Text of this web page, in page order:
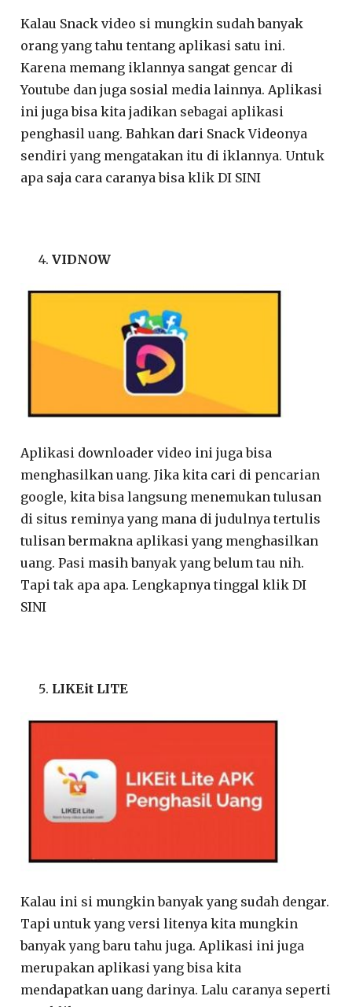
Kalau Snack video si mungkin sudah banyak
orang yang tahu tentang aplikasi satu ini.
Karena memang iklannya sangat gencar di
Youtube dan juga sosial media lainnya. Aplikasi
ini juga bisa kita jadikan sebagai aplikasi
penghasil uang. Bahkan dari Snack Videonya
sendiri yang mengatakan itu di iklannya. Untuk
apa saja cara caranya bisa klik DI SINI
VIDNOW
Aplikasi downloader video ini juga bisa
menghasilkan uang. Jika kita cari di pencarian
google, kita bisa langsung menemukan tulusan
di situs reminya yang mana di judulnya tertulis
tulisan bermakna aplikasi yang menghasilkan
uang. Pasi masih banyak yang belum tau nih.
Tapi tak apa apa. Lengkapnya tinggal klik DI
SINI
LIKEit LITE
Kalau ini si mungkin banyak yang sudah dengar.
Tapi untuk yang versi litenya kita mungkin
banyak yang baru tahu juga. Aplikasi ini juga
merupakan aplikasi yang bisa kita
mendapatkan uang darinya. Lalu caranya seperti